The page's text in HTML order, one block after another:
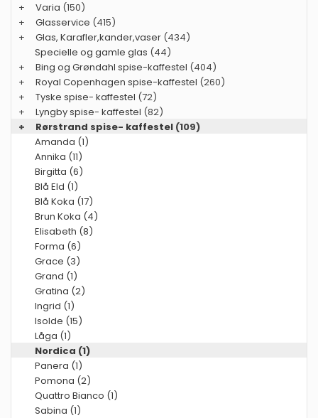
+
Varia (150)
+
Glasservice (415)
+
Glas, Karafler,kander,vaser (434)
Specielle og gamle glas (44)
+
Bing og Grøndahl spise-kaffestel (404)
+
Royal Copenhagen spise-kaffestel (260)
+
Tyske spise- kaffestel (72)
+
Lyngby spise- kaffestel (82)
+
Rørstrand spise- kaffestel (109)
Amanda (1)
Annika (11)
Birgitta (6)
Blå Eld (1)
Blå Koka (17)
Brun Koka (4)
Elisabeth (8)
Forma (6)
Grace (3)
Grand (1)
Gratina (2)
Ingrid (1)
Isolde (15)
Låga (1)
Nordica (1)
Panera (1)
Pomona (2)
Quattro Bianco (1)
Sabina (1)